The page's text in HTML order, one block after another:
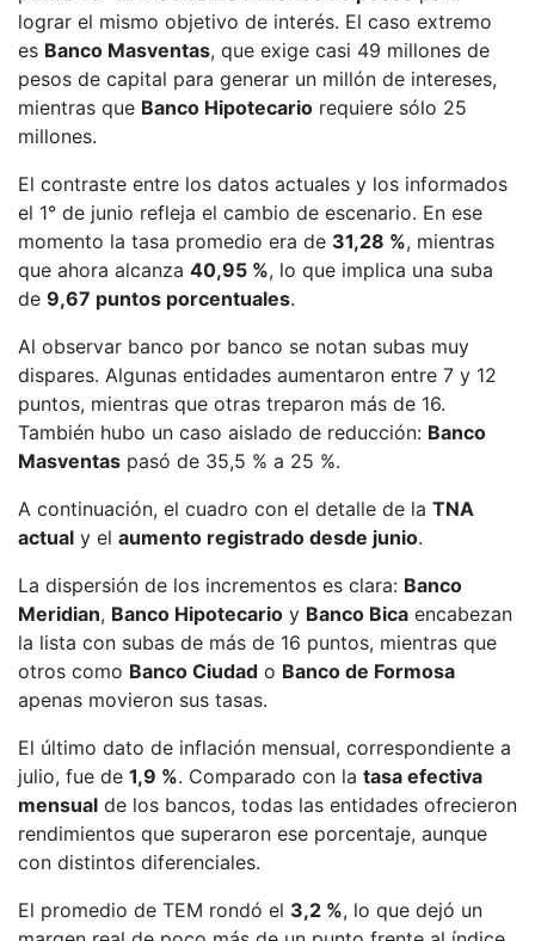
lograr el mismo objetivo de interés. El caso extremo
es Banco Masventas, que exige casi 49 millones de
pesos de capital para generar un millón de intereses,
mientras que Banco Hipotecario requiere sólo 25
millones.
El contraste entre los datos actuales y los informados
el 1° de junio refleja el cambio de escenario. En ese
momento la tasa promedio era de 31,28 %, mientras
que ahora alcanza 40,95 %, lo que implica una suba
de 9,67 puntos porcentuales.
Al observar banco por banco se notan subas muy
dispares. Algunas entidades aumentaron entre 7 y 12
puntos, mientras que otras treparon más de 16.
También hubo un caso aislado de reducción: Banco
Masventas pasó de 35,5 % a 25 %.
A continuación, el cuadro con el detalle de la TNA
actual y el aumento registrado desde junio.
La dispersión de los incrementos es clara: Banco
Meridian, Banco Hipotecario y Banco Bica encabezan
la lista con subas de más de 16 puntos, mientras que
otros como Banco Ciudad o Banco de Formosa
apenas movieron sus tasas.
El último dato de inflación mensual, correspondiente a
julio, fue de 1,9 %. Comparado con la tasa efectiva
mensual de los bancos, todas las entidades ofrecieron
rendimientos que superaron ese porcentaje, aunque
con distintos diferenciales.
El promedio de TEM rondó el 3,2 %, lo que dejó un